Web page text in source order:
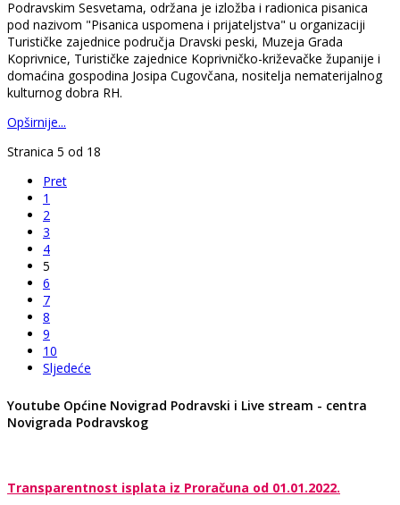
Podravskim Sesvetama, održana je izložba i radionica pisanica
pod nazivom "Pisanica uspomena i prijateljstva" u organizaciji
Turističke zajednice područja Dravski peski, Muzeja Grada
Koprivnice, Turističke zajednice Koprivničko-križevačke županije i
domaćina gospodina Josipa Cugovčana, nositelja nematerijalnog
kulturnog dobra RH.
Opširnije...
Stranica 5 od 18
Pret
1
2
3
4
5
6
7
8
9
10
Sljedeće
Youtube Općine Novigrad Podravski i Live stream - centra
Novigrada Podravskog
Transparentnost isplata iz Proračuna od 01.01.2022.